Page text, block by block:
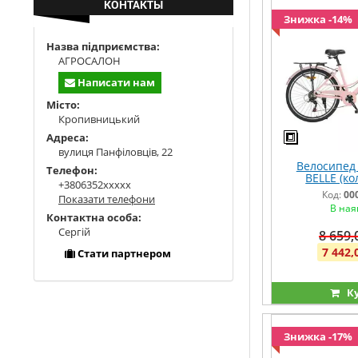
Знижка -14%
Велосипед
BELLE
Код:
В
8
7
Знижка -17%
КОНТАКТЫ
Назва підприємства:
АГРОСАЛОН
Написати нам
Місто:
Кропивницький
Адреса:
вулиця Панфіловців, 22
Телефон:
+3806352xxxxx
Показати телефони
Контактна особа:
Сергій
Стати партнером